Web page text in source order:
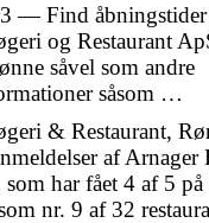
— Find
og Restaurant
såvel som andre
såsom …
& Restaurant,
af Arnager
som har fået 4 af 5
nr. 9 af 32